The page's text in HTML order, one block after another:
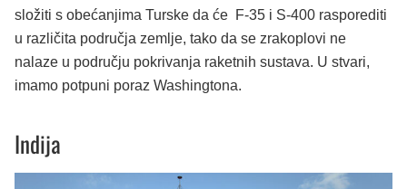
složiti s obećanjima Turske da će F-35 i S-400 rasporediti
u različita područja zemlje, tako da se zrakoplovi ne
nalaze u području pokrivanja raketnih sustava. U stvari,
imamo potpuni poraz Washingtona.
Indija